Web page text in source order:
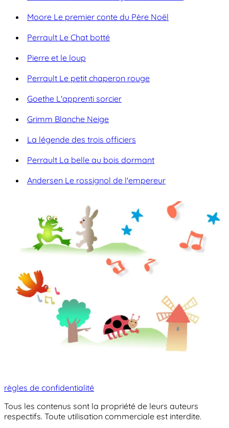
Moore Le premier conte du Père Noël
Perrault Le Chat botté
Pierre et le loup
Perrault Le petit chaperon rouge
Goethe L'apprenti sorcier
Grimm Blanche Neige
La légende des trois officiers
Perrault La belle au bois dormant
Andersen Le rossignol de l'empereur
règles de confidentialité
Tous les contenus sont la propriété de leurs auteurs
respectifs. Toute utilisation commerciale est interdite.